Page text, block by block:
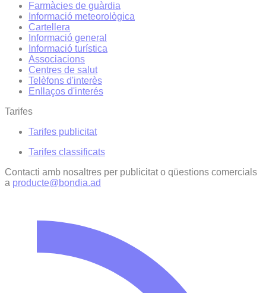
Farmàcies de guàrdia
Informació meteorològica
Cartellera
Informació general
Informació turística
Associacions
Centres de salut
Telèfons d'interès
Enllaços d'interés
Tarifes
Tarifes publicitat
Tarifes classificats
Contacti amb nosaltres per publicitat o qüestions comercials
a producte@bondia.ad